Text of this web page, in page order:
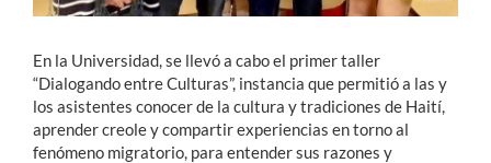
En la Universidad, se llevó a cabo el primer taller
“Dialogando entre Culturas”, instancia que permitió a las y
los asistentes conocer de la cultura y tradiciones de Haití,
aprender creole y compartir experiencias en torno al
fenómeno migratorio, para entender sus razones y